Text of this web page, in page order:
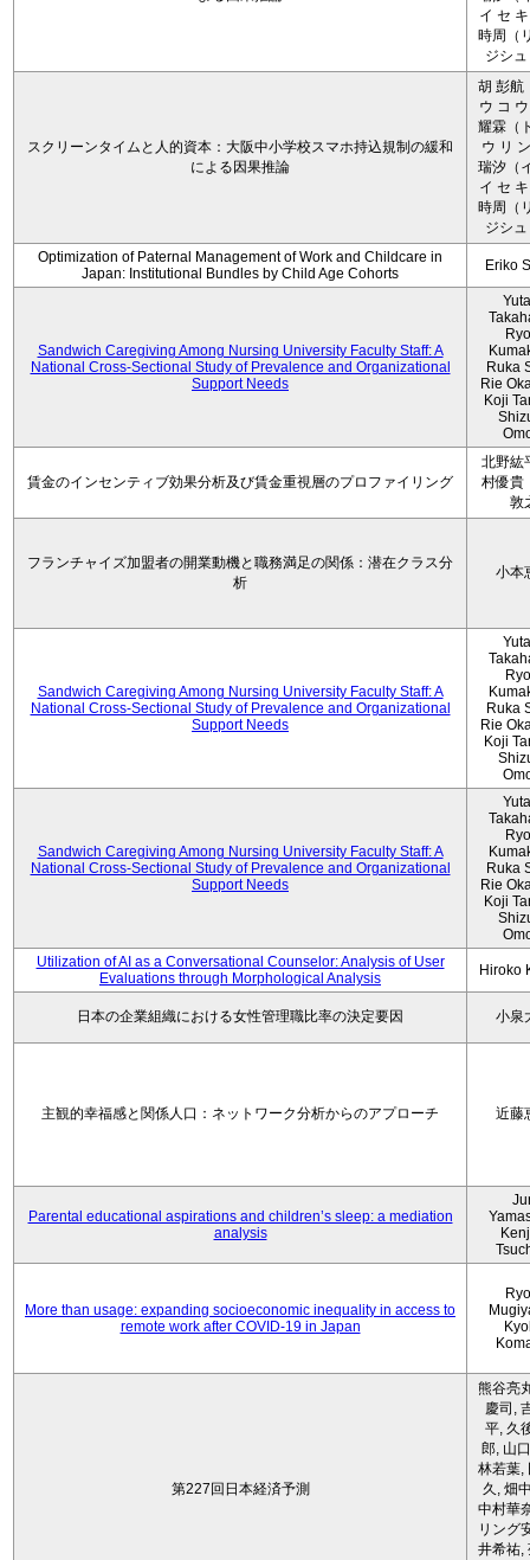
イ セ
時周（
ジシ
スクリーンタイムと人的資本：大阪中小学校スマホ持込規制の緩和
による因果推論
胡 彭航
ウ コ
耀霖（
ウ リ
瑞汐（
イ セ
時周（
ジシ
Optimization of Paternal Management of Work and Childcare in
Japan: Institutional Bundles by Child Age Cohorts
Eriko
Sandwich Caregiving Among Nursing University Faculty Staff: A
National Cross-Sectional Study of Prevalence and Organizational
Support Needs
Ruka
Rie
Koji
賃金のインセンティブ効果分析及び賃金重視層のプロファイリング
北野紘
村優貴
敦
フランチャイズ加盟者の開業動機と職務満足の関係：潜在クラス分
析
小本
Sandwich Caregiving Among Nursing University Faculty Staff: A
National Cross-Sectional Study of Prevalence and Organizational
Support Needs
Ruka
Rie
Koji
Sandwich Caregiving Among Nursing University Faculty Staff: A
National Cross-Sectional Study of Prevalence and Organizational
Support Needs
Ruka
Rie
Koji
Utilization of AI as a Conversational Counselor: Analysis of User
Evaluations through Morphological Analysis
Hiroko
日本の企業組織における女性管理職比率の決定要因 小泉
主観的幸福感と関係人口：ネットワーク分析からのアプローチ 近藤
Parental educational aspirations and children’s sleep: a mediation
analysis
More than usage: expanding socioeconomic inequality in access to
remote work after COVID-19 in Japan
第227回日本経済予測
熊谷亮
慶司,
平, 久
郎, 山
林若葉,
久, 畑
中村華
リング
井希祐,